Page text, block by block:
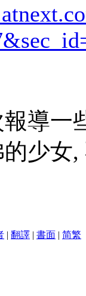
導一
少女
| 翻譯 | 書面 | 简繁